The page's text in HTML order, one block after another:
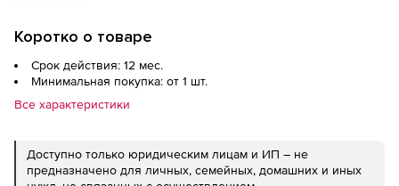
Коротко о товаре
Срок действия: 12 мес.
Минимальная покупка: от 1 шт.
Все характеристики
Доступно только юридическим лицам и ИП – не
предназначено для личных, семейных, домашних и иных